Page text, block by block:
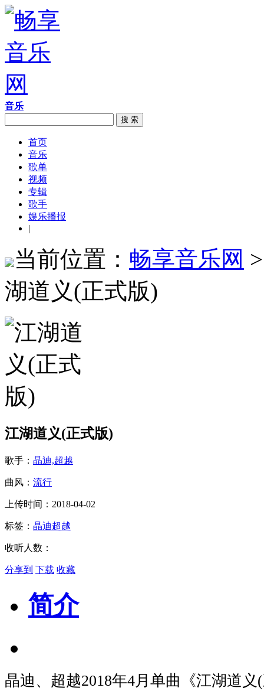
音乐
搜 索
首页
音乐
歌单
视频
专辑
歌手
娱乐播报
|
当前位置： 畅享音乐网
湖道义(正式版)
江湖道义(正式版)
歌手： 晶迪,超越
曲风： 流行
上传时间：2018-04-02
标签： 晶迪超越
收听人数：
分享到 下载 收藏
简介
晶迪、超越2018年4月单曲《江湖道